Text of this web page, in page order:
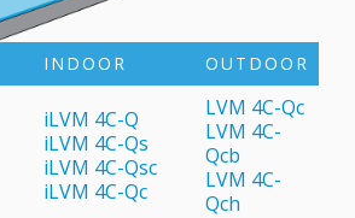
INDOOR OUTDOOR
iLVM 4C-Q
iLVM 4C-Qs
iLVM 4C-Qsc
iLVM 4C-Qc
LVM 4C-Qc
LVM 4C-
Qcb
LVM 4C-
Qch